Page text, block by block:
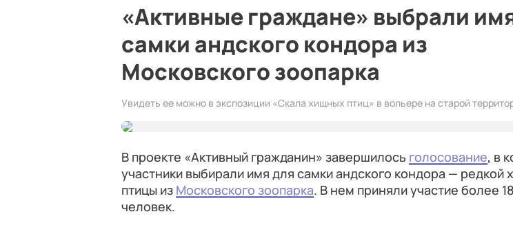
«Активные граждане» выбрали
самки андского кондора из
Московского зоопарка
Увидеть ее можно в экспозиции «Скала хищных птиц» в вольере на старой
В проекте «Активный гражданин» завершилось голосование, в
участники выбирали имя для самки андского кондора — редкой
птицы из Московского зоопарка. В нем приняли участие более
человек.